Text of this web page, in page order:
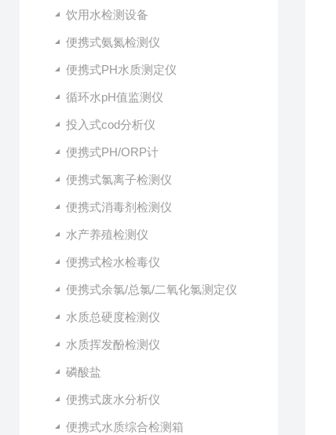
饮用水检测设备
便携式氨氮检测仪
便携式PH水质测定仪
循环水pH值监测仪
投入式cod分析仪
便携式PH/ORP计
便携式氯离子检测仪
便携式消毒剂检测仪
水产养殖检测仪
便携式检水检毒仪
便携式余氯/总氯/二氧化氯测定仪
水质总硬度检测仪
水质挥发酚检测仪
磷酸盐
便携式废水分析仪
便携式水质综合检测箱